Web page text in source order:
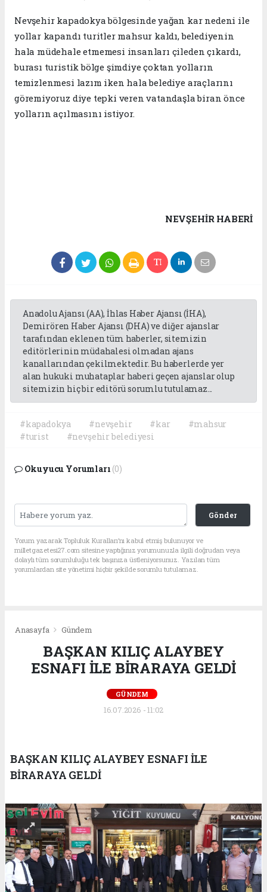
Nevşehir kapadokya bölgesinde yağan kar nedeni ile
yollar kapandı turitler mahsur kaldı, belediyenin
hala müdehale etmemesi insanları çileden çıkardı,
burası turistik bölge şimdiye çoktan yolların
temizlenmesi lazım iken hala belediye araçlarını
göremiyoruz diye tepki veren vatandaşla biran önce
yolların açılmasını istiyor.
NEVŞEHIR HABERİ
Anadolu Ajansı (AA), İhlas Haber Ajansı (İHA),
Demirören Haber Ajansı (DHA) ve diğer ajanslar
tarafından eklenen tüm haberler, sitemizin
editörlerinin müdahalesi olmadan ajans
kanallarından çekilmektedir. Bu haberlerde yer
alan hukuki muhataplar haberi geçen ajanslar olup
sitemizin hiç bir editörü sorumlu tutulamaz...
#kapadokya #nevşehir #kar
#mahsur
#turist
#nevşehir belediyesi
Okuyucu Yorumları (0)
Gönder
Yorum yazarak Topluluk Kuralları’nı kabul etmiş bulunuyor ve
milletgazetesi27.com sitesine yaptığınız yorumunuzla ilgili doğrudan veya
dolaylı tüm sorumluluğu tek başınıza üstleniyorsunuz. Yazılan tüm
yorumlardan site yönetimi hiçbir şekilde sorumlu tutulamaz.
Anasayfa Gündem
BAŞKAN KILIÇ ALAYBEY
ESNAFI İLE BİRARAYA GELDİ
GÜNDEM
16.07.2026 - 11:02
BAŞKAN KILIÇ ALAYBEY ESNAFI İLE
BİRARAYA GELDİ